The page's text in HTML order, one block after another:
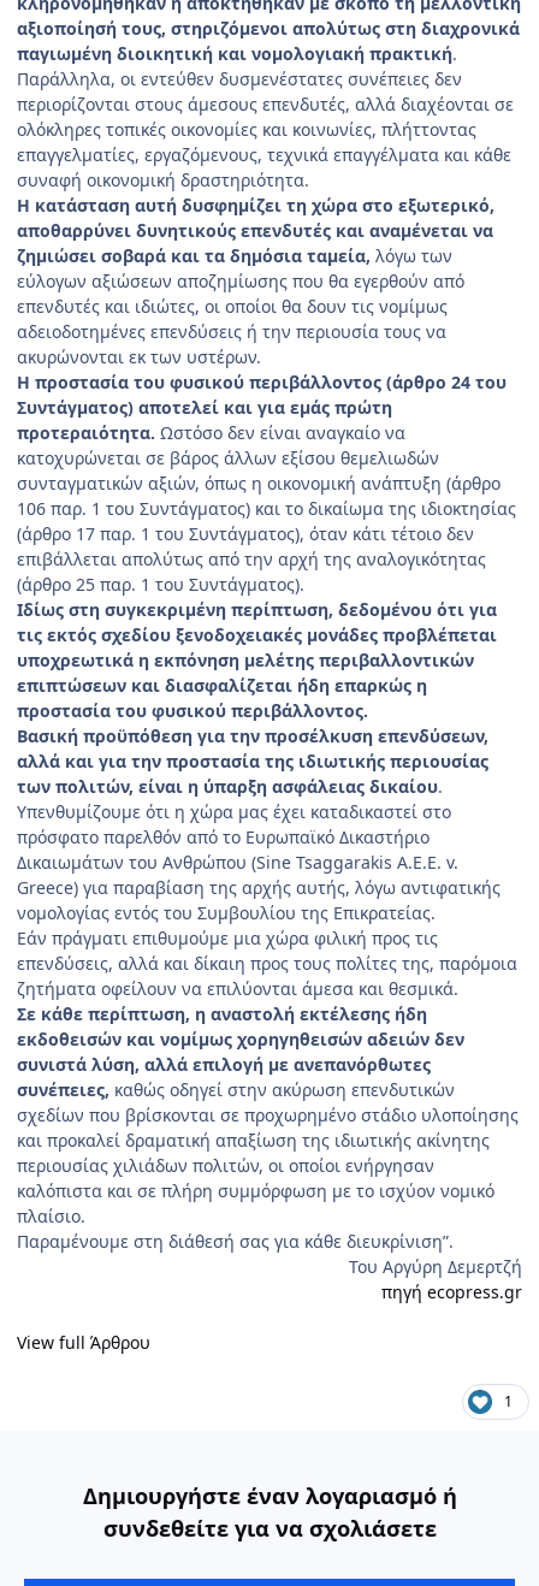
αξιοποίησή τους, στηριζόμενοι απολύτως στη διαχρονικά
παγιωμένη διοικητική και νομολογιακή πρακτική.
Παράλληλα, οι εντεύθεν δυσμενέστατες συνέπειες δεν
περιορίζονται στους άμεσους επενδυτές, αλλά διαχέονται σε
ολόκληρες τοπικές οικονομίες και κοινωνίες, πλήττοντας
επαγγελματίες, εργαζόμενους, τεχνικά επαγγέλματα και κάθε
συναφή οικονομική δραστηριότητα.
Η κατάσταση αυτή δυσφημίζει τη χώρα στο εξωτερικό,
αποθαρρύνει δυνητικούς επενδυτές και αναμένεται να
ζημιώσει σοβαρά και τα δημόσια ταμεία, λόγω των
εύλογων αξιώσεων αποζημίωσης που θα εγερθούν από
επενδυτές και ιδιώτες, οι οποίοι θα δουν τις νομίμως
αδειοδοτημένες επενδύσεις ή την περιουσία τους να
ακυρώνονται εκ των υστέρων.
Η προστασία του φυσικού περιβάλλοντος (άρθρο 24 του
Συντάγματος) αποτελεί και για εμάς πρώτη
προτεραιότητα. Ωστόσο δεν είναι αναγκαίο να
κατοχυρώνεται σε βάρος άλλων εξίσου θεμελιωδών
συνταγματικών αξιών, όπως η οικονομική ανάπτυξη (άρθρο
106 παρ. 1 του Συντάγματος) και το δικαίωμα της ιδιοκτησίας
(άρθρο 17 παρ. 1 του Συντάγματος), όταν κάτι τέτοιο δεν
επιβάλλεται απολύτως από την αρχή της αναλογικότητας
(άρθρο 25 παρ. 1 του Συντάγματος).
Ιδίως στη συγκεκριμένη περίπτωση, δεδομένου ότι για
τις εκτός σχεδίου ξενοδοχειακές μονάδες προβλέπεται
υποχρεωτικά η εκπόνηση μελέτης περιβαλλοντικών
επιπτώσεων και διασφαλίζεται ήδη επαρκώς η
προστασία του φυσικού περιβάλλοντος.
Βασική προϋπόθεση για την προσέλκυση επενδύσεων,
αλλά και για την προστασία της ιδιωτικής περιουσίας
των πολιτών, είναι η ύπαρξη ασφάλειας δικαίου.
Υπενθυμίζουμε ότι η χώρα μας έχει καταδικαστεί στο
πρόσφατο παρελθόν από το Ευρωπαϊκό Δικαστήριο
Δικαιωμάτων του Ανθρώπου (Sine Tsaggarakis A.E.E. v.
Greece) για παραβίαση της αρχής αυτής, λόγω αντιφατικής
νομολογίας εντός του Συμβουλίου της Επικρατείας.
Εάν πράγματι επιθυμούμε μια χώρα φιλική προς τις
επενδύσεις, αλλά και δίκαιη προς τους πολίτες της, παρόμοια
ζητήματα οφείλουν να επιλύονται άμεσα και θεσμικά.
Σε κάθε περίπτωση, η αναστολή εκτέλεσης ήδη
εκδοθεισών και νομίμως χορηγηθεισών αδειών δεν
συνιστά λύση, αλλά επιλογή με ανεπανόρθωτες
συνέπειες, καθώς οδηγεί στην ακύρωση επενδυτικών
σχεδίων που βρίσκονται σε προχωρημένο στάδιο υλοποίησης
και προκαλεί δραματική απαξίωση της ιδιωτικής ακίνητης
περιουσίας χιλιάδων πολιτών, οι οποίοι ενήργησαν
καλόπιστα και σε πλήρη συμμόρφωση με το ισχύον νομικό
πλαίσιο.
Παραμένουμε στη διάθεσή σας για κάθε διευκρίνιση”.
Του Αργύρη Δεμερτζή
πηγή ecopress.gr
View full Άρθρου
1
Δημιουργήστε έναν λογαριασμό ή
συνδεθείτε για να σχολιάσετε